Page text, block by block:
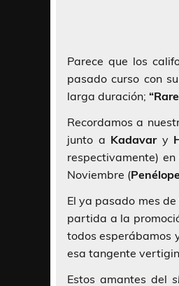
Parece que los
pasado curso con
larga duración;
Recordamos a
junto a Kadavary
respectivamente)
Noviembre (Penélope
El ya pasado mes
partida a la
todos esperábamos
esa tangente
Estos amantes del